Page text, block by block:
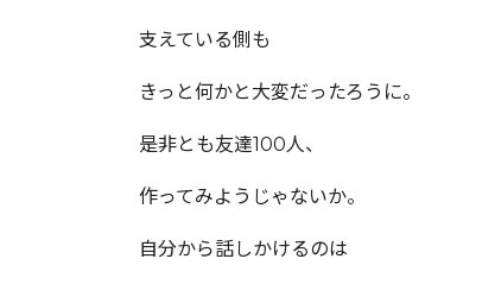
支えている側も
きっと何かと大変だったろうに。
是非とも友達100人、
作ってみようじゃないか。
自分から話しかけるのは